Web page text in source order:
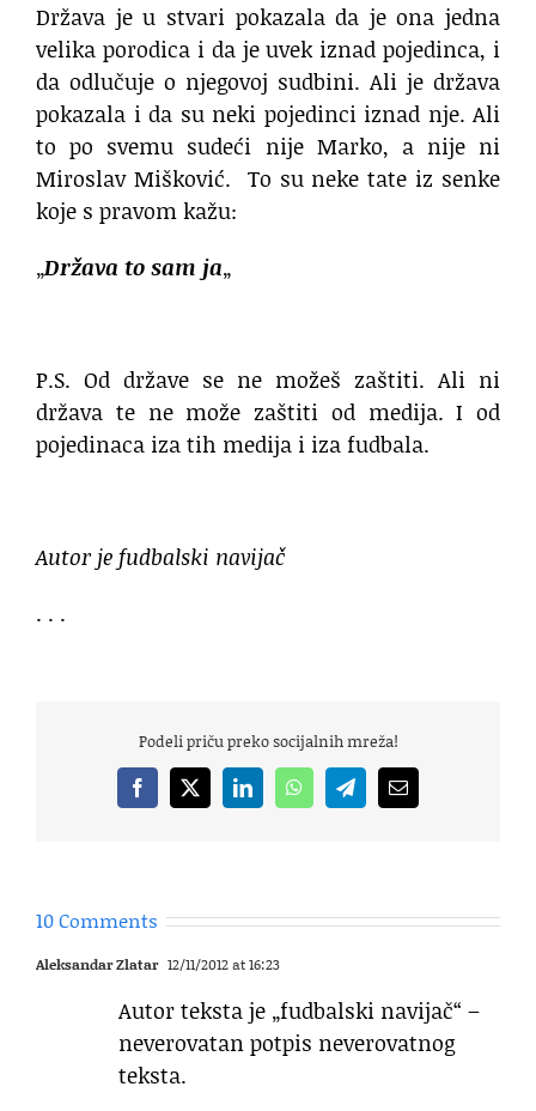
Država je u stvari pokazala da je ona jedna
velika porodica i da je uvek iznad pojedinca, i
da odlučuje o njegovoj sudbini. Ali je država
pokazala i da su neki pojedinci iznad nje. Ali
to po svemu sudeći nije Marko, a nije ni
Miroslav Mišković. To su neke tate iz senke
koje s pravom kažu:
„Država to sam ja„
P.S. Od države se ne možeš zaštiti. Ali ni
država te ne može zaštiti od medija. I od
pojedinaca iza tih medija i iza fudbala.
Autor je fudbalski navijač
. . .
Podeli priču preko socijalnih mreža!
Facebook
X LinkedInWhatsAppTelegramEmail
10 Comments
Aleksandar Zlatar 12/11/2012 at 16:23
Autor teksta je „fudbalski navijač“ –
neverovatan potpis neverovatnog
teksta.